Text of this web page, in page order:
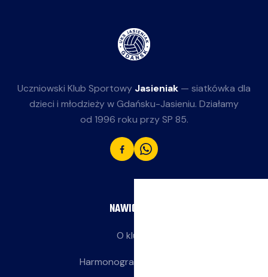
Uczniowski Klub Sportowy Jasieniak — siatkówka dla
dzieci i młodzieży w Gdańsku-Jasieniu. Działamy
od 1996 roku przy SP 85.
NAWIGACJA
O klubie
Harmonogram treningów